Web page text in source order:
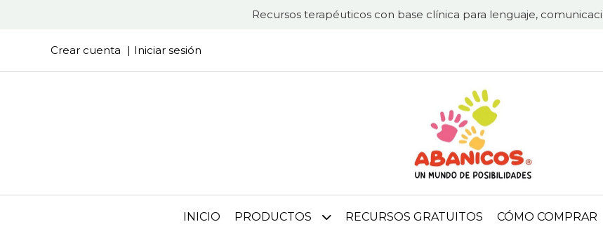
Recursos terapéuticos con base clínica para lenguaje,
Crear cuenta Iniciar sesión
INICIO PRODUCTOS RECURSOS GRATUITOS CÓMO COMPRAR